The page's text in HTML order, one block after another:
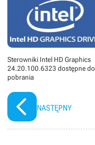
Sterowniki Intel HD Graphics
24.20.100.6323 dostępne do
pobrania
NASTĘPNY